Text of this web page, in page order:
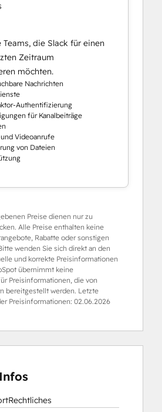
Teams, die Slack für einen
Zeitraum
möchten.
Nachrichten
Authentifizierung
für Kanalbeiträge
Videoanrufe
von Dateien
Preise dienen nur zu
Alle Preise enthalten keine
Rabatte oder sonstigen
wenden Sie sich direkt an den
und korrekte Preisinformationen
übernimmt keine
Preisinformationen, die von
bereitgestellt werden. Letzte
Preisinformationen: 02.06.2026
Rechtliches